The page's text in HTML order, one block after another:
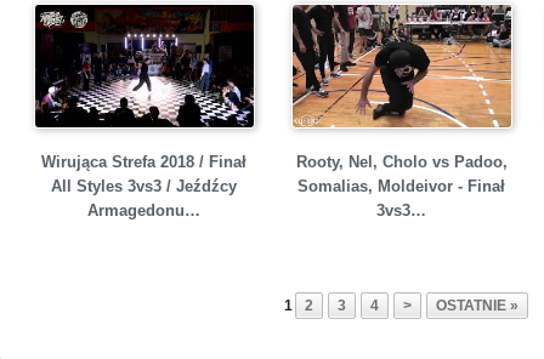
Wirująca Strefa 2018 / Finał
All Styles 3vs3 / Jeźdźcy
Armagedonu…
Rooty, Nel, Cholo vs Padoo,
Somalias, Moldeivor - Finał
3vs3…
1 2 3 4 > OSTATNIE »